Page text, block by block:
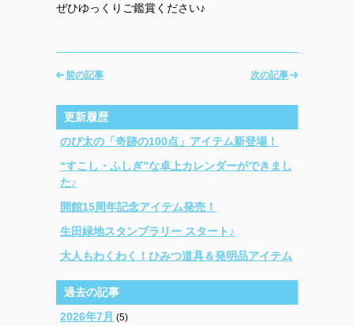
ぜひゆっくりご鑑賞ください♪
次の記事
前の記事
更新履歴
のび太の「奇跡の100点」アイテム新登場！
“すこし・ふしぎ”な卓上カレンダーができまし
た♪
開館15周年記念アイテム発売！
生田緑地スタンプラリー スタート♪
大人もわくわく！ひみつ道具＆発明品アイテム
過去の記事
2026年7月 (5)